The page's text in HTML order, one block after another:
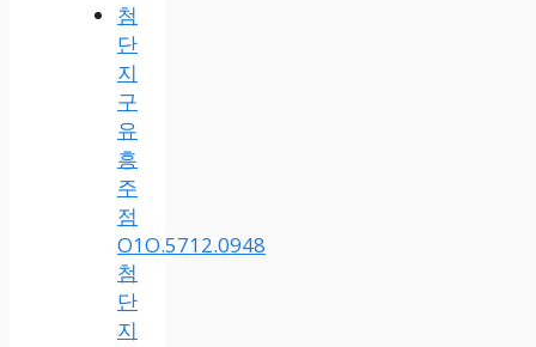
첨
단
지
구
유
흥
주
점
O1O.5712.0948
첨
단
지